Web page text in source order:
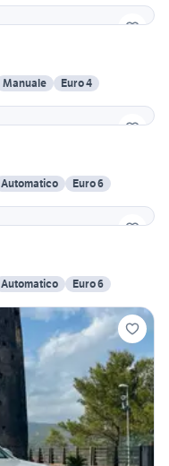
Manuale
Euro 4
Automatico
Euro 6
Automatico Euro 6